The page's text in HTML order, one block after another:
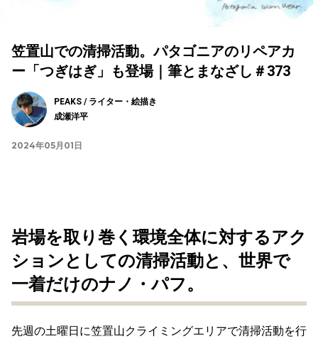
笠置山での清掃活動。パタゴニアのリペアカ
ー「つぎはぎ」も登場｜筆とまなざし＃373
PEAKS / ライター・絵描き
成瀬洋平
2024年05月01日
岩場を取り巻く環境全体に対するアク
ションとしての清掃活動と、世界で
一着だけのナノ・パフ。
先週の土曜日に笠置山クライミングエリアで清掃活動を行